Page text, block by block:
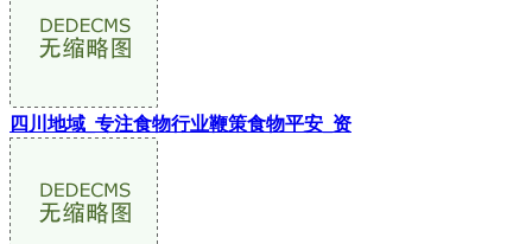
四川地域_专注食物行业鞭策食物平安_资